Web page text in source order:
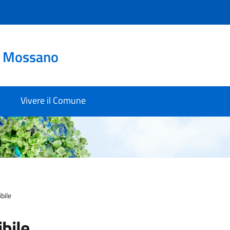
Vivere il Comune